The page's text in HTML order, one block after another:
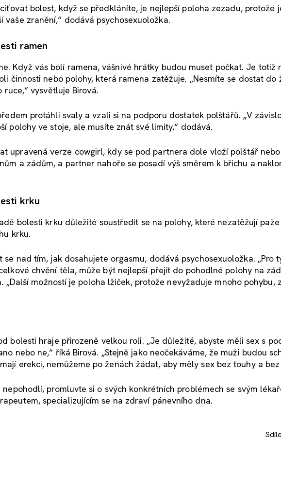
bolest, když se předkláníte, je nejlepší poloha zezadu, protože
vaše zranění,“ dodává psychosexuoložka.
ramen
Když vás bolí ramena, vášnivé hrátky budou muset počkat. Je totiž
činnosti nebo polohy, která ramena zatěžuje. „Nesmíte se dostat do
vysvětluje Birová.
protáhli svaly a vzali si na podporu dostatek polštářů. „V
polohy ve stoje, ale musíte znát své limity,“ dodává.
upravená verze cowgirl, kdy se pod partnera dole vloží polštář
a zádům, a partner nahoře se posadí výš směrem k břichu a
krku
bolesti krku důležité soustředit se na polohy, které nezatěžují
krku.
nad tím, jak dosahujete orgasmu, dodává psychosexuoložka. „Pro
chvění těla, může být nejlepší přejít do pohodlné polohy na
„Další možností je poloha lžiček, protože nevyžaduje mnoho pohybu,
bolesti hraje přirozeně velkou roli. „Je důležité, abyste měli sex s
nebo ne,“ říká Birová. „Stejně jako neočekáváme, že muži budou
erekci, nemůžeme po ženách žádat, aby měly sex bez touhy a
promluvte si o svých konkrétních problémech se svým
specializujícím se na zdraví pánevního dna.